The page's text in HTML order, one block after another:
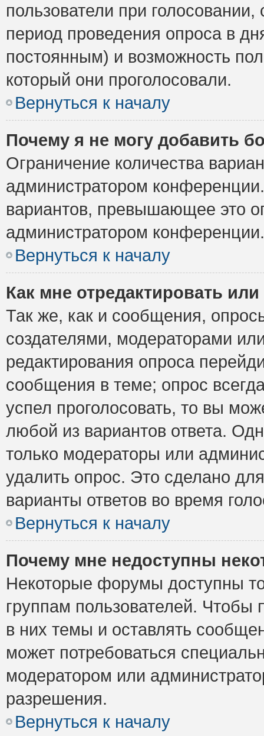
пользователи при
период проведения опроса в
постоянным) и возможность
который они проголосовали.
Вернуться к началу
Почему я не могу добавить
Ограничение количества
администратором
вариантов, превышающее это
администратором конференции.
Вернуться к началу
Как мне отредактировать
Так же, как и сообщения,
создателями, модераторами
редактирования опроса
сообщения в теме; опрос
успел проголосовать, то вы
любой из вариантов ответа.
только модераторы или
удалить опрос. Это сделано
варианты ответов во время
Вернуться к началу
Почему мне недоступны
Некоторые форумы доступны
группам пользователей. Чтобы
в них темы и оставлять
может потребоваться
модератором или
разрешения.
Вернуться к началу